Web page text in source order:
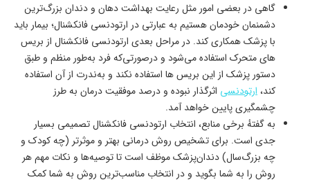
گاهی در بعضی امور مثل رعایت بهداشت دهان و دندان بزرگ‌ترین
دشمنمان خودمان هستیم به عبارتی در ارتودنسی فانکشنال؛ بیمار باید
با پزشک همکاری کند. در مراحل بعدی ارتودنسی فانکشنال از بریس
های متحرک استفاده می‌شود و درصورتی‌که فرد به‌طور منظم و طبق
دستور پزشک از این بریس ها استفاده نکند و به‌ندرت از آن استفاده
کند،ارتودنسی اثرگذار نبوده و درصد موفقیت درمان به طرز
چشمگیری پایین خواهد آمد.
به گفتهٔ برخی منابع، انتخاب ارتودنسی فانکشنال تصمیمی بسیار
جدی است. برای تشخیص روش درمانی بهتر و موثرتر (چه کودک و
چه بزرگ‌سال) دندان‌پزشک موظف است تا توصیه‌ها و نکات مهم هر
روش را به شما بگوید و در انتخاب مناسب‌ترین روش به شما کمک